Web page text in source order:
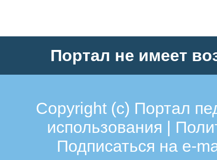
Портал не имеет
Copyright (c) Портал
использования |
Подписаться на e-